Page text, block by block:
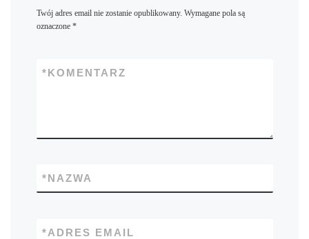
Twój adres email nie zostanie opublikowany. Wymagane pola są
oznaczone *
KOMENTARZ
*
NAZWA
*
ADRES EMAIL
*